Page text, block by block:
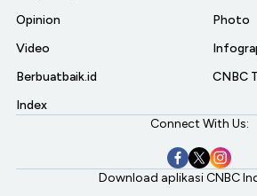
Opinion
Video
Berbuatbaik.id
Index
Photo
CNBC
Connect With Us:
Download aplikasi CNBC